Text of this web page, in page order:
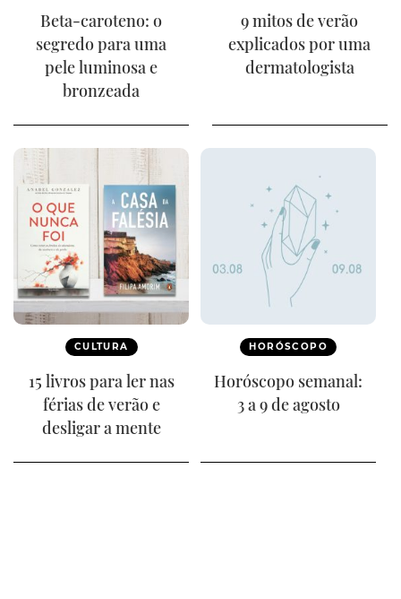
Beta-caroteno: o
segredo para uma
pele luminosa e
bronzeada
9 mitos de verão
explicados por uma
dermatologista
CULTURA
15 livros para ler nas
férias de verão e
desligar a mente
HORÓSCOPO
Horóscopo semanal:
3 a 9 de agosto